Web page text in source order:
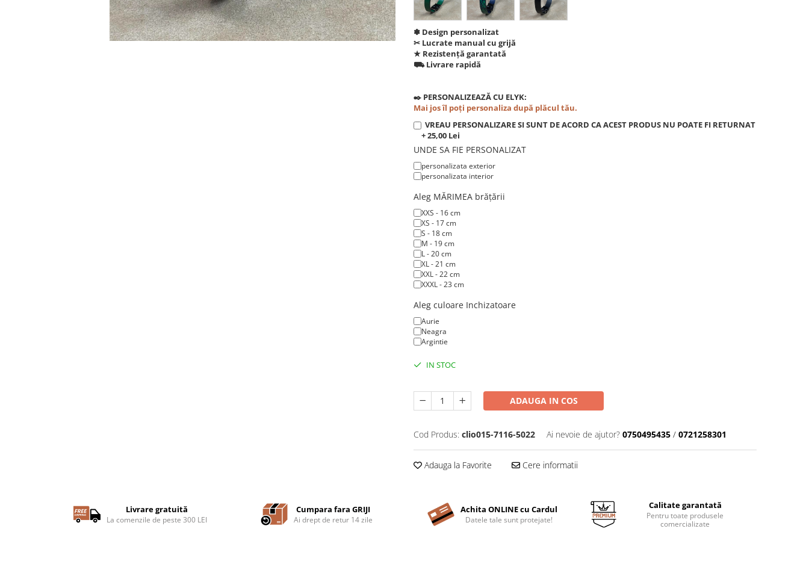
✽ Design personalizat
✂︎ Lucrate manual cu grijă
★ Rezistență garantată
⛟ Livrare rapidă
✒️ PERSONALIZEAZĂ CU ELYK:
Mai jos îl poți personaliza după plăcul tău.
VREAU PERSONALIZARE SI SUNT DE ACORD CA ACEST PRODUS NU POATE FI RETURNAT
+ 25,00 Lei
UNDE SA FIE PERSONALIZAT
personalizata exterior
personalizata interior
Aleg MĂRIMEA brățării
XXS - 16 cm
XS - 17 cm
S - 18 cm
M - 19 cm
L - 20 cm
XL - 21 cm
XXL - 22 cm
XXXL - 23 cm
Aleg culoare Inchizatoare
Aurie
Neagra
Argintie
IN STOC
ADAUGA IN COS
Cod Produs: clio015-7116-5022 Ai nevoie de ajutor? 0750495435 / 0721258301
Adauga la Favorite Cere informatii
Livrare gratuită
La comenzile de peste 300 LEI
Cumpara fara GRIJI
Ai drept de retur 14 zile
Achita ONLINE cu Cardul
Datele tale sunt protejate!
Calitate garantată
Pentru toate produsele
comercializate